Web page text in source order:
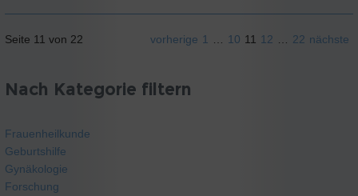
Seite 11 von 22 vorherige 1 … 10 11 12 … 22 nächste
Nach Kategorie filtern
Frauenheilkunde
Geburtshilfe
Gynäkologie
Forschung